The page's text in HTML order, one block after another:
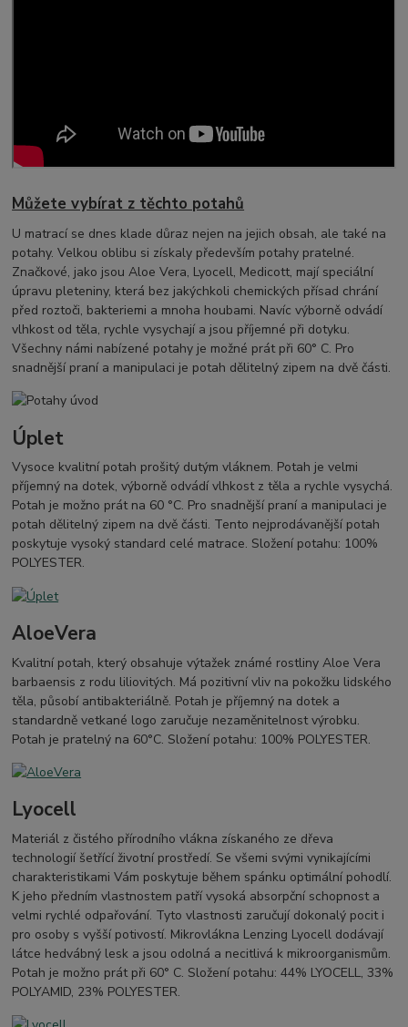
Můžete vybírat z těchto potahů
U matrací se dnes klade důraz nejen na jejich obsah, ale také na
potahy. Velkou oblibu si získaly především potahy pratelné.
Značkové, jako jsou Aloe Vera, Lyocell, Medicott, mají speciální
úpravu pleteniny, která bez jakýchkoli chemických přísad chrání
před roztoči, bakteriemi a mnoha houbami. Navíc výborně odvádí
vlhkost od těla, rychle vysychají a jsou příjemné při dotyku.
Všechny námi nabízené potahy je možné prát při 60° C. Pro
snadnější praní a manipulaci je potah dělitelný zipem na dvě části.
Úplet
Vysoce kvalitní potah prošitý dutým vláknem. Potah je velmi
příjemný na dotek, výborně odvádí vlhkost z těla a rychle vysychá.
Potah je možno prát na 60 °C. Pro snadnější praní a manipulaci je
potah dělitelný zipem na dvě části. Tento nejprodávanější potah
poskytuje vysoký standard celé matrace. Složení potahu: 100%
POLYESTER.
AloeVera
Kvalitní potah, který obsahuje výtažek známé rostliny Aloe Vera
barbaensis z rodu liliovitých. Má pozitivní vliv na pokožku lidského
těla, působí antibakteriálně. Potah je příjemný na dotek a
standardně vetkané logo zaručuje nezaměnitelnost výrobku.
Potah je pratelný na 60°C. Složení potahu: 100% POLYESTER.
Lyocell
Materiál z čistého přírodního vlákna získaného ze dřeva
technologií šetřící životní prostředí. Se všemi svými vynikajícími
charakteristikami Vám poskytuje během spánku optimální pohodlí.
K jeho předním vlastnostem patří vysoká absorpční schopnost a
velmi rychlé odpařování. Tyto vlastnosti zaručují dokonalý pocit i
pro osoby s vyšší potivostí. Mikrovlákna Lenzing Lyocell dodávají
látce hedvábný lesk a jsou odolná a necitlivá k mikroorganismům.
Potah je možno prát při 60° C. Složení potahu: 44% LYOCELL, 33%
POLYAMID, 23% POLYESTER.